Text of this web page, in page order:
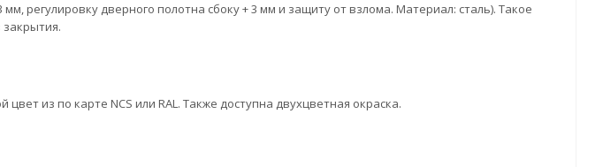
регулировку дверного полотна сбоку + 3 мм и защиту от взлома. Материал: сталь). Такое
из по карте NCS или RAL. Также доступна двухцветная окраска.